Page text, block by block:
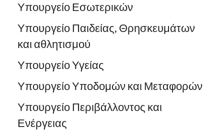
Υπουργείο Εσωτερικών
Υπουργείο Παιδείας, Θρησκευμάτων
και αθλητισμού
Υπουργείο Υγείας
Υπουργείο Υποδομών και Μεταφορών
Υπουργείο Περιβάλλοντος και
Ενέργειας